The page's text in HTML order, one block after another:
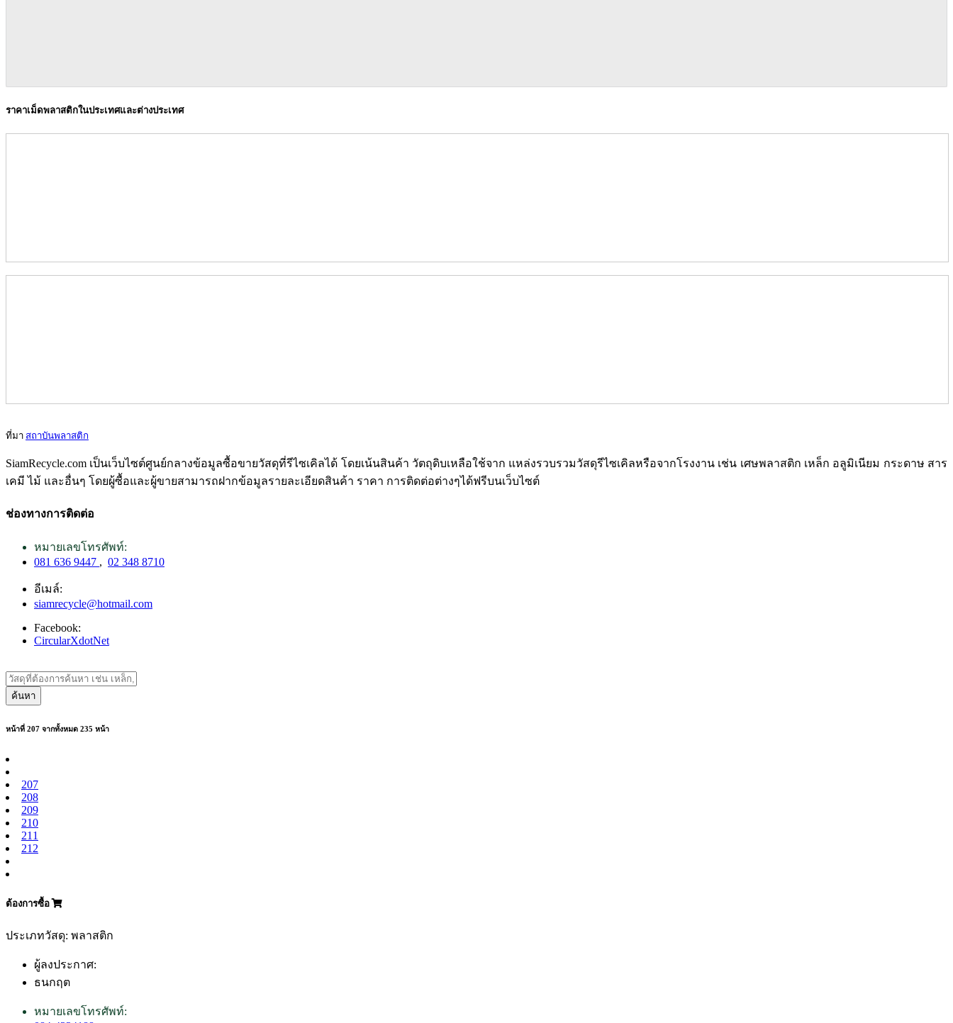
ราคาเม็ดพลาสติกในประเทศและต่างประเทศ
ที่มา สถาบันพลาสติก
SiamRecycle.com เป็นเว็บไซต์ศูนย์กลางข้อมูลซื้อขายวัสดุที่รีไซเคิลได้ โดยเน้นสินค้า วัตถุดิบเหลือใช้จาก แหล่งรวบรวมวัสดุรีไซเคิลหรือจากโรงงาน เช่น เศษพลาสติก เหล็ก อลูมิเนียม กระดาษ สาร
เคมี ไม้ และอื่นๆ โดยผู้ซื้อและผู้ขายสามารถฝากข้อมูลรายละเอียดสินค้า ราคา การติดต่อต่างๆได้ฟรีบนเว็บไซต์
ช่องทางการติดต่อ
หมายเลขโทรศัพท์:
081 636 9447 , 02 348 8710
อีเมล์:
siamrecycle@hotmail.com
Facebook:
CircularXdotNet
ค้นหา
หน้าที่ 207 จากทั้งหมด 235 หน้า
207
208
209
210
211
212
ต้องการซื้อ
ประเภทวัสดุ: พลาสติก
ผู้ลงประกาศ:
ธนกฤต
หมายเลขโทรศัพท์: